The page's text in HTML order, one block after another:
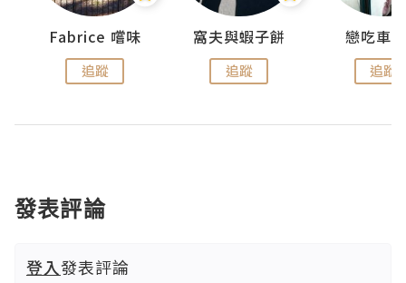
Fabrice 嚐味
追蹤
窩夫與蝦子餅
追蹤
戀吃車
追蹤
發表評論
登入發表評論